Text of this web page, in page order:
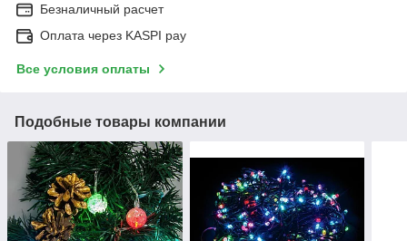
Безналичный расчет
Оплата через KASPI pay
Все условия оплаты
Подобные товары компании